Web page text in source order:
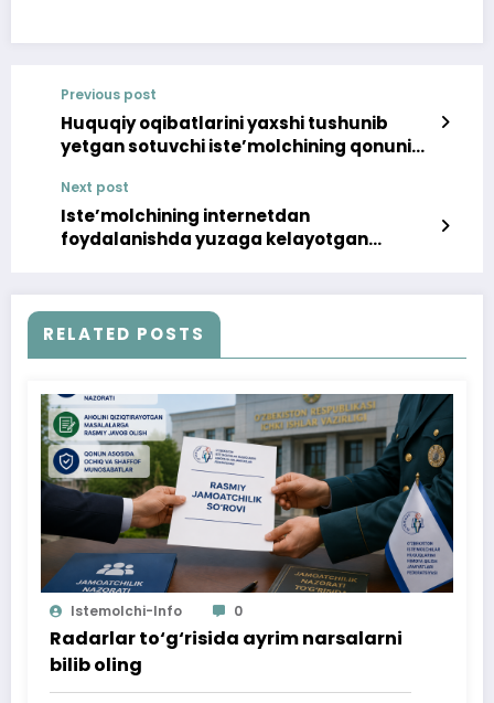
Previous post
Huquqiy oqibatlarini yaxshi tushunib
yetgan sotuvchi iste’molchining qonuniy
Next post
Iste’molchining internetdan
foydalanishda yuzaga kelayotgan
RELATED POSTS
Istemolchi-Info 0
Radarlar to‘g‘risida ayrim narsalarni
bilib oling